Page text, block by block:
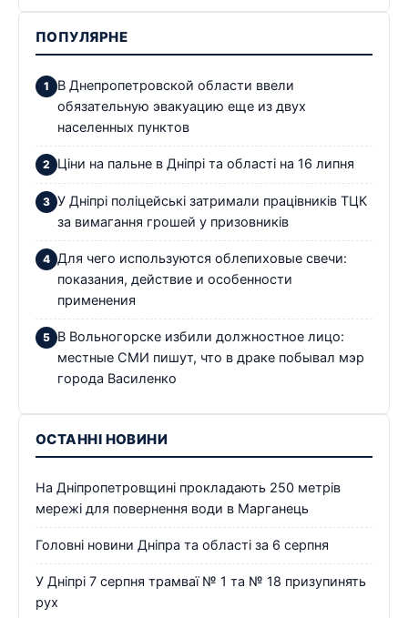
ПОПУЛЯРНЕ
В Днепропетровской области ввели
обязательную эвакуацию еще из двух
населенных пунктов
Ціни на пальне в Дніпрі та області на 16 липня
У Дніпрі поліцейські затримали працівників ТЦК
за вимагання грошей у призовників
Для чего используются облепиховые свечи:
показания, действие и особенности
применения
В Вольногорске избили должностное лицо:
местные СМИ пишут, что в драке побывал мэр
города Василенко
ОСТАННІ НОВИНИ
На Дніпропетровщині прокладають 250 метрів
мережі для повернення води в Марганець
Головні новини Дніпра та області за 6 серпня
У Дніпрі 7 серпня трамваї № 1 та № 18 призупинять
рух